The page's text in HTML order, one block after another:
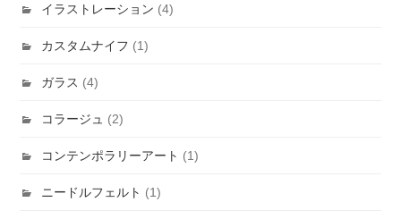
イラストレーション (4)
カスタムナイフ (1)
ガラス (4)
コラージュ (2)
コンテンポラリーアート (1)
ニードルフェルト (1)